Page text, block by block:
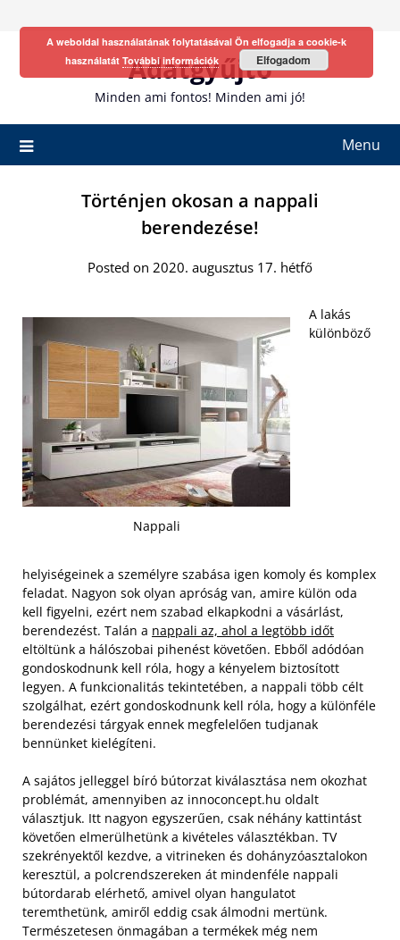
Adatgyűjtő
Minden ami fontos! Minden ami jó!
Menu
Történjen okosan a nappali
berendezése!
Posted on 2020. augusztus 17. hétfő
Nappali
A lakás
különböző
helyiségeinek a személyre szabása igen komoly és komplex
feladat. Nagyon sok olyan apróság van, amire külön oda
kell figyelni, ezért nem szabad elkapkodni a vásárlást,
berendezést. Talán a nappali az, ahol a legtöbb időt
eltöltünk a hálószobai pihenést követően. Ebből adódóan
gondoskodnunk kell róla, hogy a kényelem biztosított
legyen. A funkcionalitás tekintetében, a nappali több célt
szolgálhat, ezért gondoskodnunk kell róla, hogy a különféle
berendezési tárgyak ennek megfelelően tudjanak
bennünket kielégíteni.
A sajátos jelleggel bíró bútorzat kiválasztása nem okozhat
problémát, amennyiben az innoconcept.hu oldalt
választjuk. Itt nagyon egyszerűen, csak néhány kattintást
követően elmerülhetünk a kivételes választékban. TV
szekrényektől kezdve, a vitrineken és dohányzóasztalokon
keresztül, a polcrendszereken át mindenféle nappali
bútordarab elérhető, amivel olyan hangulatot
teremthetünk, amiről eddig csak álmodni mertünk.
Természetesen önmagában a termékek még nem
A weboldal használatának folytatásával Ön elfogadja a cookie-k
használatát További információk Elfogadom